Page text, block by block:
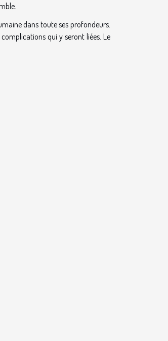
dans toute ses profondeurs.
qui y seront liées. Le